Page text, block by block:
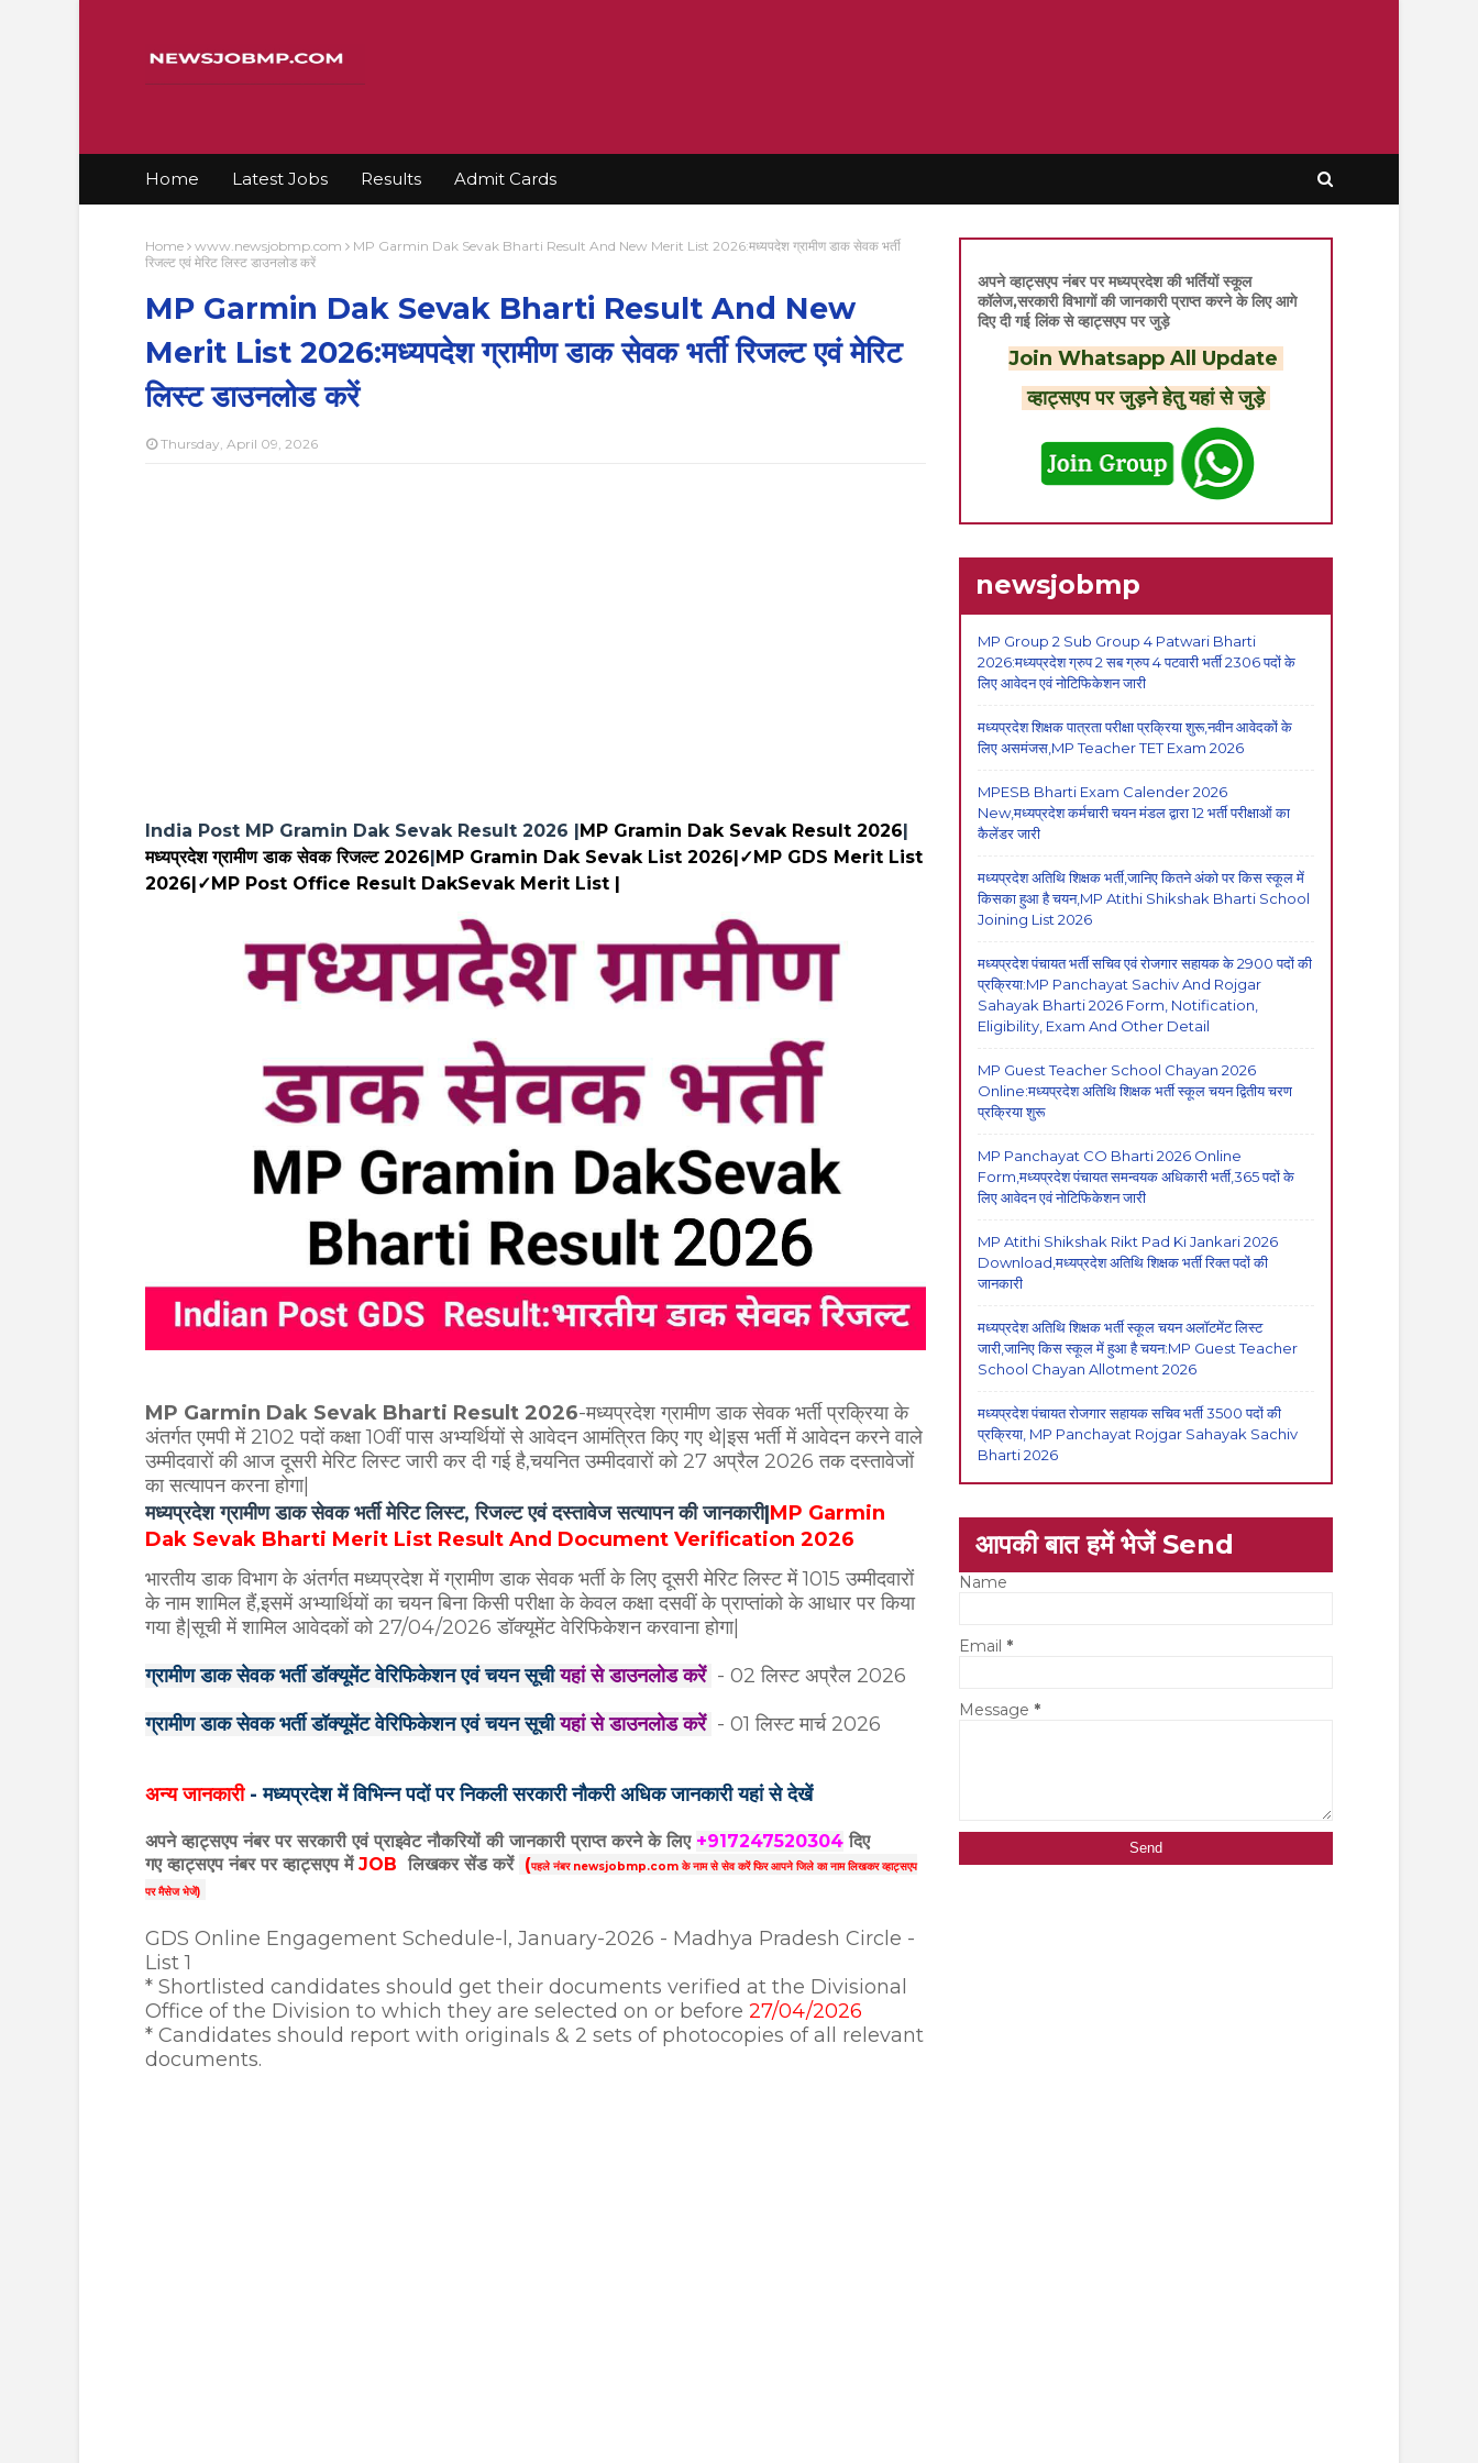
Home Latest Jobs Results Admit Cards
Home www.newsjobmp.com
MP Garmin Dak Sevak Bharti Result And New Merit List 2026:मध्यपदेश ग्रामीण डाक सेवक भर्ती
रिजल्ट एवं मेरिट लिस्ट डाउनलोड करें
MP Garmin Dak Sevak Bharti Result And New
Merit List 2026:मध्यपदेश ग्रामीण डाक सेवक भर्ती रिजल्ट एवं मेरिट
लिस्ट डाउनलोड करें
Thursday, April 09, 2026
India Post MP Gramin Dak Sevak Result 2026 |MP Gramin Dak Sevak Result 2026|
मध्यप्रदेश ग्रामीण डाक सेवक रिजल्ट 2026|MP Gramin Dak Sevak List 2026|✓MP GDS Merit List
2026|✓MP Post Office Result DakSevak Merit List |
MP Garmin Dak Sevak Bharti Result 2026-मध्यप्रदेश ग्रामीण डाक सेवक भर्ती प्रक्रिया के
अंतर्गत एमपी में 2102 पदों कक्षा 10वीं पास अभ्यर्थियों से आवेदन आमंत्रित किए गए थे|इस भर्ती में आवेदन करने वाले
उम्मीदवारों की आज दूसरी मेरिट लिस्ट जारी कर दी गई है,चयनित उम्मीदवारों को 27 अप्रैल 2026 तक दस्तावेजों
का सत्यापन करना होगा|
मध्यप्रदेश ग्रामीण डाक सेवक भर्ती मेरिट लिस्ट, रिजल्ट एवं दस्तावेज सत्यापन की जानकारी|MP Garmin
Dak Sevak Bharti Merit List Result And Document Verification 2026
भारतीय डाक विभाग के अंतर्गत मध्यप्रदेश में ग्रामीण डाक सेवक भर्ती के लिए दूसरी मेरिट लिस्ट में 1015 उम्मीदवारों
के नाम शामिल हैं,इसमें अभ्यार्थियों का चयन बिना किसी परीक्षा के केवल कक्षा दसवीं के प्राप्तांको के आधार पर किया
गया है|सूची में शामिल आवेदकों को 27/04/2026 डॉक्यूमेंट वेरिफिकेशन करवाना होगा|
ग्रामीण डाक सेवक भर्ती डॉक्यूमेंट वेरिफिकेशन एवं चयन सूचीयहां से डाउनलोड करें - 02 लिस्ट अप्रैल 2026
ग्रामीण डाक सेवक भर्ती डॉक्यूमेंट वेरिफिकेशन एवं चयन सूचीयहां से डाउनलोड करें - 01 लिस्ट मार्च 2026
अन्य जानकारी- मध्यप्रदेश में विभिन्न पदों पर निकली सरकारी नौकरी अधिक जानकारी यहां से देखें
अपने व्हाट्सएप नंबर पर सरकारी एवं प्राइवेट नौकरियों की जानकारी प्राप्त करने के लिए +917247520304 दिए
गएव्हाट्सएपनंबर पर व्हाट्सएप में JOB लिखकर सेंड करें (पहले नंबर newsjobmp.com के नाम से सेव करें फिर आपनेजिले का नाम लिखकर व्हाट्सएप
पर मैसेज भेजें)
GDS Online Engagement Schedule-l, January-2026 - Madhya Pradesh Circle -
List 1
* Shortlisted candidates should get their documents verified at the Divisional
Office of the Division to which they are selected on or before 27/04/2026
* Candidates should report with originals & 2 sets of photocopies of all relevant
documents.
अपने व्हाट्सएप नंबर पर मध्यप्रदेश की भर्तियों स्कूल
कॉलेज,सरकारी विभागों की जानकारी प्राप्त करने के लिए आगे
दिए दी गई लिंक से व्हाट्सएप पर जुड़े
Join Whatsapp All Update
व्हाट्सएप पर जुड़ने हेतु यहां से जुड़े
newsjobmp
MP Group 2 Sub Group 4 Patwari Bharti
2026:मध्यप्रदेश ग्रुप 2 सब ग्रुप 4 पटवारी भर्ती 2306 पदों के
लिए आवेदन एवं नोटिफिकेशन जारी
मध्यप्रदेश शिक्षक पात्रता परीक्षा प्रक्रिया शुरू,नवीन आवेदकों के
लिए असमंजस,MP Teacher TET Exam 2026
MPESB Bharti Exam Calender 2026
New,मध्यप्रदेश कर्मचारी चयन मंडल द्वारा 12 भर्ती परीक्षाओं का
कैलेंडर जारी
मध्यप्रदेश अतिथि शिक्षक भर्ती,जानिए कितने अंको पर किस स्कूल में
किसका हुआ है चयन,MP Atithi Shikshak Bharti School
Joining List 2026
मध्यप्रदेश पंचायत भर्ती सचिव एवं रोजगार सहायक के 2900 पदों की
प्रक्रिया:MP Panchayat Sachiv And Rojgar
Sahayak Bharti 2026 Form, Notification,
Eligibility, Exam And Other Detail
MP Guest Teacher School Chayan 2026
Online:मध्यप्रदेश अतिथि शिक्षक भर्ती स्कूल चयन द्वितीय चरण
प्रक्रिया शुरू
MP Panchayat CO Bharti 2026 Online
Form,मध्यप्रदेश पंचायत समन्वयक अधिकारी भर्ती,365 पदों के
लिए आवेदन एवं नोटिफिकेशन जारी
MP Atithi Shikshak Rikt Pad Ki Jankari 2026
Download,मध्यप्रदेश अतिथि शिक्षक भर्ती रिक्त पदों की
जानकारी
मध्यप्रदेश अतिथि शिक्षक भर्ती स्कूल चयन अलॉटमेंट लिस्ट
जारी,जानिए किस स्कूल में हुआ है चयन:MP Guest Teacher
School Chayan Allotment 2026
मध्यप्रदेश पंचायत रोजगार सहायक सचिव भर्ती 3500 पदों की
प्रक्रिया, MP Panchayat Rojgar Sahayak Sachiv
Bharti 2026
आपकी बात हमें भेजें Send
Name
Email *
Message *